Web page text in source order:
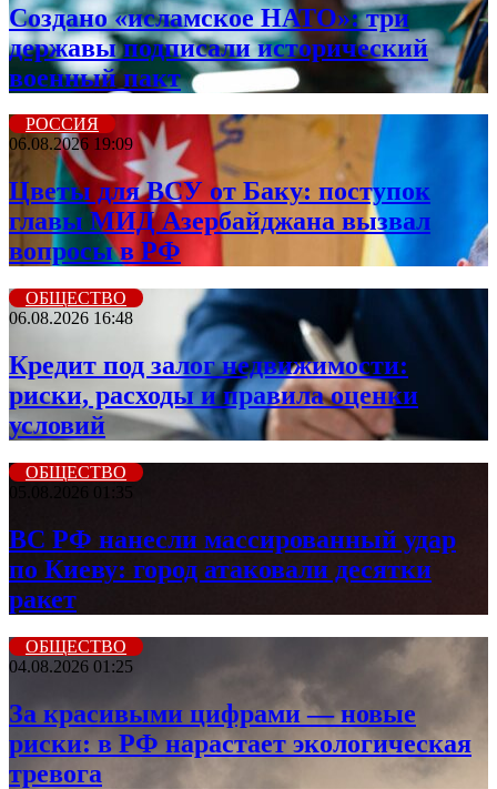
Создано «исламское НАТО»: три
державы подписали исторический
военный пакт
РОССИЯ
06.08.2026 19:09
Цветы для ВСУ от Баку: поступок
главы МИД Азербайджана вызвал
вопросы в РФ
ОБЩЕСТВО
06.08.2026 16:48
Кредит под залог недвижимости:
риски, расходы и правила оценки
условий
ОБЩЕСТВО
05.08.2026 01:35
ВС РФ нанесли массированный удар
по Киеву: город атаковали десятки
ракет
ОБЩЕСТВО
04.08.2026 01:25
За красивыми цифрами — новые
риски: в РФ нарастает экологическая
тревога